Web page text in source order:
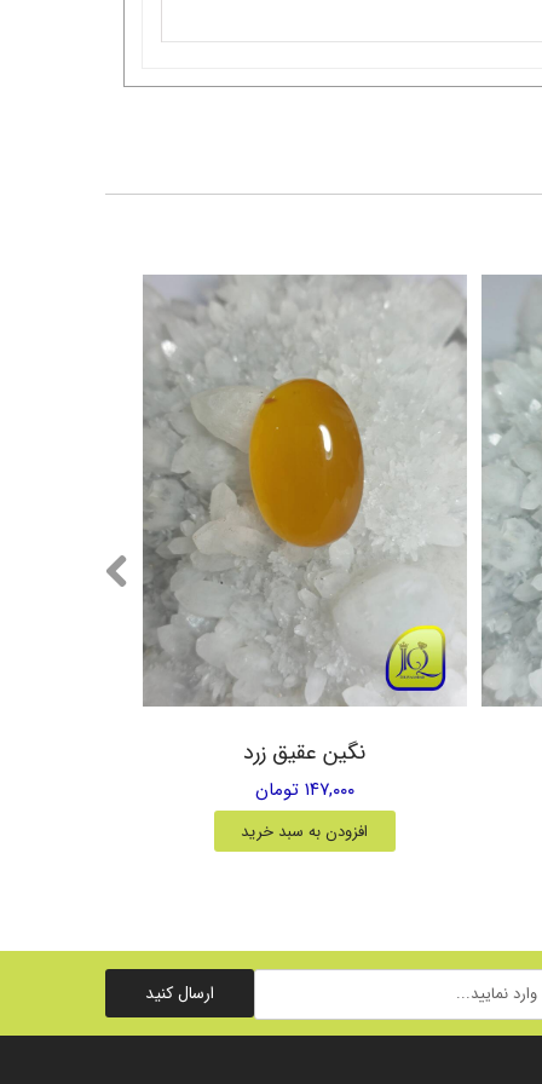
نگین عقیق زرد
۱۴۷,۰۰۰ تومان
افزودن به سبد خرید
ارسال کنید